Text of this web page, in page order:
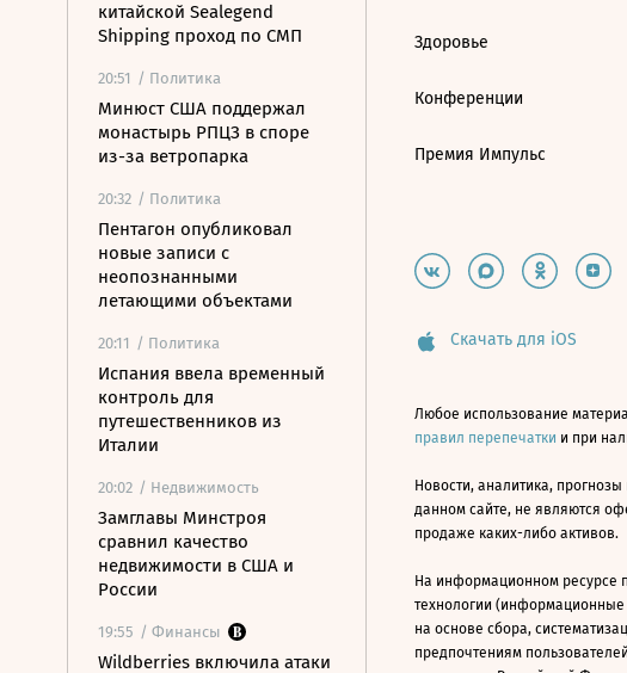
китайской Sealegend
Shipping проход по СМП
20:51 / Политика
Минюст США поддержал
монастырь РПЦЗ в споре
из-за ветропарка
20:32 / Политика
Пентагон опубликовал
новые записи с
неопознанными
летающими объектами
20:11 / Политика
Испания ввела временный
контроль для
путешественников из
Италии
20:02 / Недвижимость
Замглавы Минстроя
сравнил качество
недвижимости в США и
России
19:55 / Финансы
Wildberries включила атаки
Здоровье
Конференции
Премия Импульс
Скачать для iOS
Любое использование
правил перепечатки и при
Новости, аналитика,
данном сайте, не являются
продаже каких-либо активов.
На информационном ресурсе
технологии
на основе сбора,
предпочтениям